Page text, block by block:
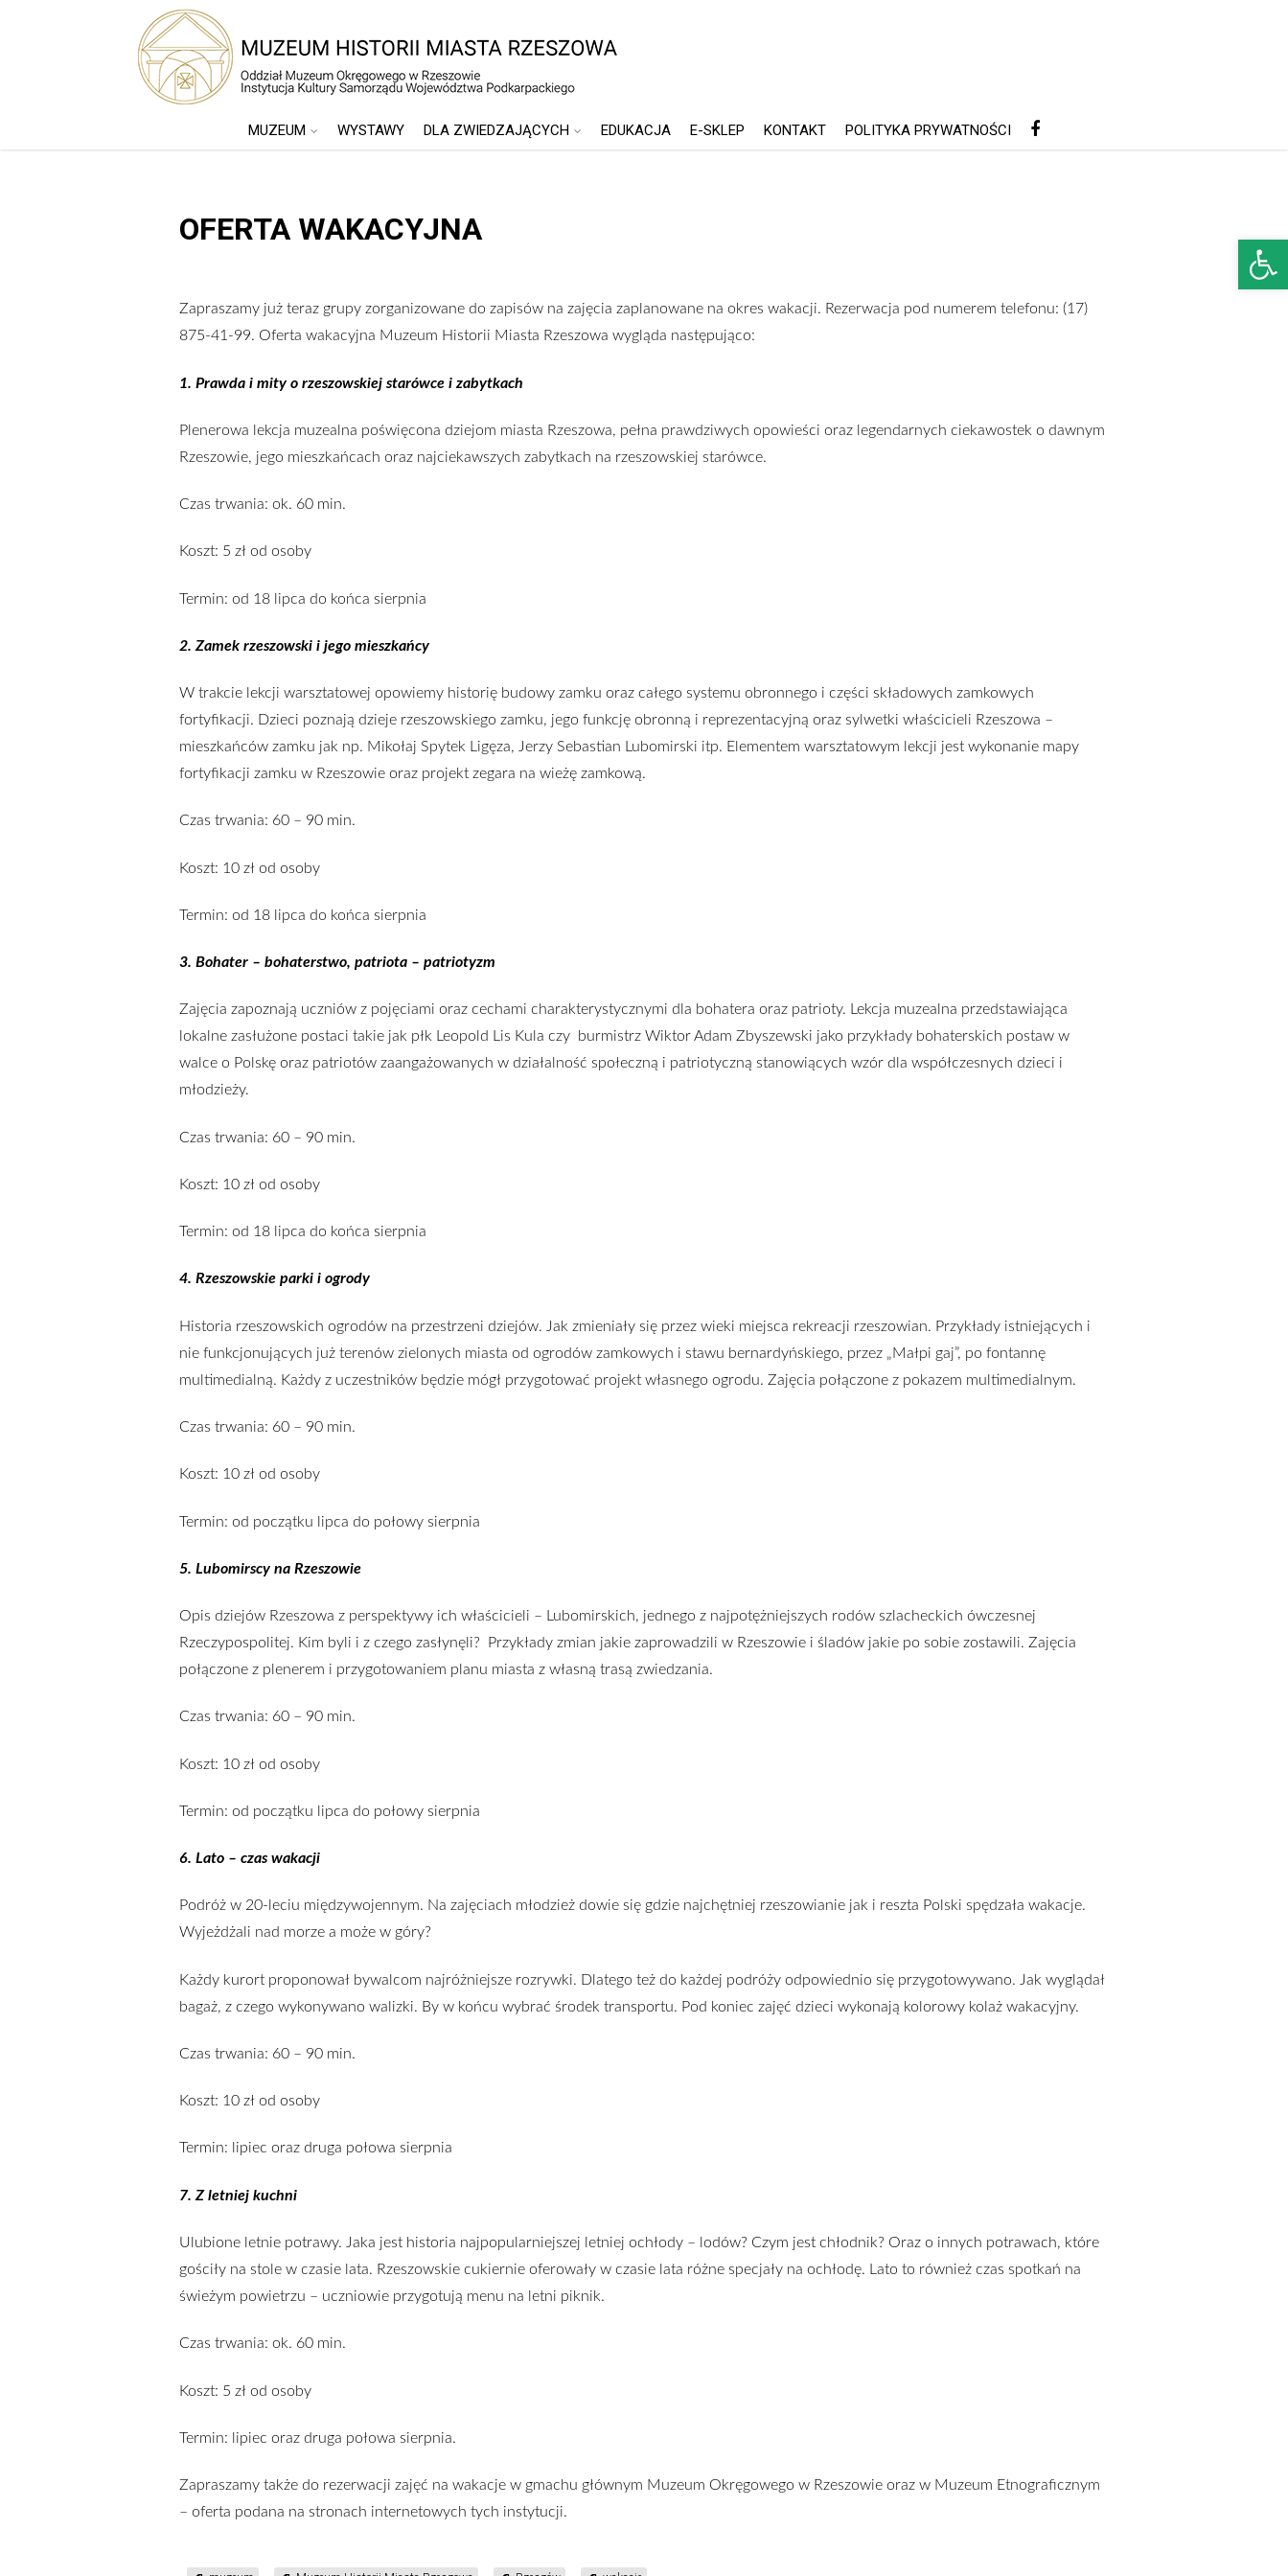
MUZEUM WYSTAWY DLA ZWIEDZAJĄCYCH EDUKACJA E-SKLEP KONTAKT POLITYKA PRYWATNOŚCI
OFERTA WAKACYJNA
Zapraszamy już teraz grupy zorganizowane do zapisów na zajęcia zaplanowane na okres wakacji. Rezerwacja pod numerem telefonu: (17)
875-41-99. Oferta wakacyjna Muzeum Historii Miasta Rzeszowa wygląda następująco:
1. Prawda i mity o rzeszowskiej starówce i zabytkach
Plenerowa lekcja muzealna poświęcona dziejom miasta Rzeszowa, pełna prawdziwych opowieści oraz legendarnych ciekawostek o dawnym
Rzeszowie, jego mieszkańcach oraz najciekawszych zabytkach na rzeszowskiej starówce.
Czas trwania: ok. 60 min.
Koszt: 5 zł od osoby
Termin: od 18 lipca do końca sierpnia
2. Zamek rzeszowski i jego mieszkańcy
W trakcie lekcji warsztatowej opowiemy historię budowy zamku oraz całego systemu obronnego i części składowych zamkowych
fortyfikacji. Dzieci poznają dzieje rzeszowskiego zamku, jego funkcję obronną i reprezentacyjną oraz sylwetki właścicieli Rzeszowa –
mieszkańców zamku jak np. Mikołaj Spytek Ligęza, Jerzy Sebastian Lubomirski itp. Elementem warsztatowym lekcji jest wykonanie mapy
fortyfikacji zamku w Rzeszowie oraz projekt zegara na wieżę zamkową.
Czas trwania: 60 – 90 min.
Koszt: 10 zł od osoby
Termin: od 18 lipca do końca sierpnia
3. Bohater – bohaterstwo, patriota – patriotyzm
Zajęcia zapoznają uczniów z pojęciami oraz cechami charakterystycznymi dla bohatera oraz patrioty. Lekcja muzealna przedstawiająca
lokalne zasłużone postaci takie jak płk Leopold Lis Kula czy burmistrz Wiktor Adam Zbyszewski jako przykłady bohaterskich postaw w
walce o Polskę oraz patriotów zaangażowanych w działalność społeczną i patriotyczną stanowiących wzór dla współczesnych dzieci i
młodzieży.
Czas trwania: 60 – 90 min.
Koszt: 10 zł od osoby
Termin: od 18 lipca do końca sierpnia
4. Rzeszowskie parki i ogrody
Historia rzeszowskich ogrodów na przestrzeni dziejów. Jak zmieniały się przez wieki miejsca rekreacji rzeszowian. Przykłady istniejących i
nie funkcjonujących już terenów zielonych miasta od ogrodów zamkowych i stawu bernardyńskiego, przez „Małpi gaj”, po fontannę
multimedialną. Każdy z uczestników będzie mógł przygotować projekt własnego ogrodu. Zajęcia połączone z pokazem multimedialnym.
Czas trwania: 60 – 90 min.
Koszt: 10 zł od osoby
Termin: od początku lipca do połowy sierpnia
5. Lubomirscy na Rzeszowie
Opis dziejów Rzeszowa z perspektywy ich właścicieli – Lubomirskich, jednego z najpotężniejszych rodów szlacheckich ówczesnej
Rzeczypospolitej. Kim byli i z czego zasłynęli? Przykłady zmian jakie zaprowadzili w Rzeszowie i śladów jakie po sobie zostawili. Zajęcia
połączone z plenerem i przygotowaniem planu miasta z własną trasą zwiedzania.
Czas trwania: 60 – 90 min.
Koszt: 10 zł od osoby
Termin: od początku lipca do połowy sierpnia
6. Lato – czas wakacji
Podróż w 20-leciu międzywojennym. Na zajęciach młodzież dowie się gdzie najchętniej rzeszowianie jak i reszta Polski spędzała wakacje.
Wyjeżdżali nad morze a może w góry?
Każdy kurort proponował bywalcom najróżniejsze rozrywki. Dlatego też do każdej podróży odpowiednio się przygotowywano. Jak wyglądał
bagaż, z czego wykonywano walizki. By w końcu wybrać środek transportu. Pod koniec zajęć dzieci wykonają kolorowy kolaż wakacyjny.
Czas trwania: 60 – 90 min.
Koszt: 10 zł od osoby
Termin: lipiec oraz druga połowa sierpnia
7. Z letniej kuchni
Ulubione letnie potrawy. Jaka jest historia najpopularniejszej letniej ochłody – lodów? Czym jest chłodnik? Oraz o innych potrawach, które
gościły na stole w czasie lata. Rzeszowskie cukiernie oferowały w czasie lata różne specjały na ochłodę. Lato to również czas spotkań na
świeżym powietrzu – uczniowie przygotują menu na letni piknik.
Czas trwania: ok. 60 min.
Koszt: 5 zł od osoby
Termin: lipiec oraz druga połowa sierpnia.
Zapraszamy także do rezerwacji zajęć na wakacje w gmachu głównym Muzeum Okręgowego w Rzeszowie oraz w Muzeum Etnograficznym
– oferta podana na stronach internetowych tych instytucji.